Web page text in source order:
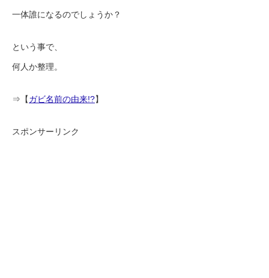
一体誰になるのでしょうか？
という事で、
何人か整理。
⇒【ガビ名前の由来!?】
スポンサーリンク